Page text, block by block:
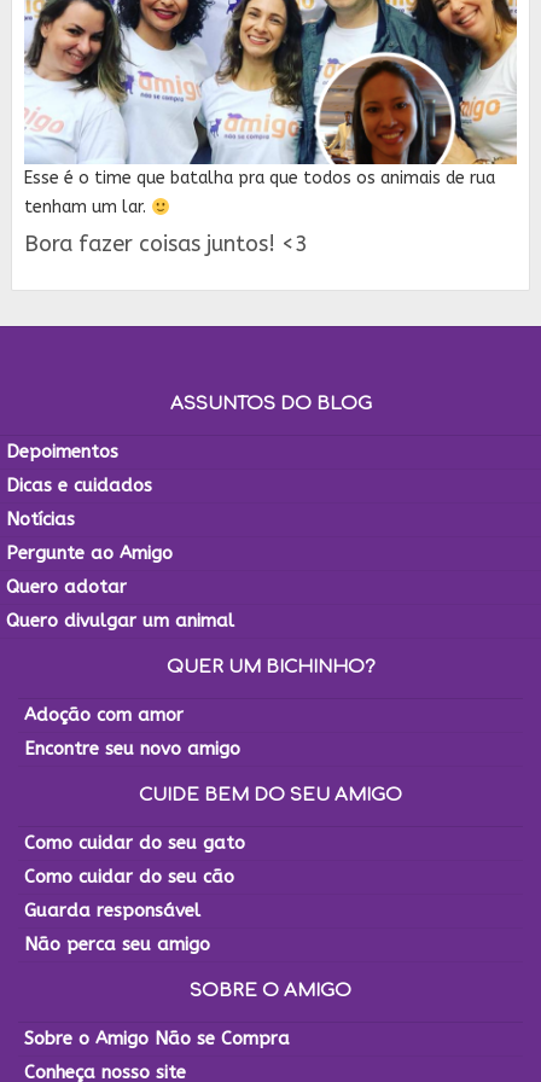
Esse é o time que batalha pra que todos os animais de rua
tenham um lar.
Bora fazer coisas juntos! <3
ASSUNTOS DO BLOG
Depoimentos
Dicas e cuidados
Notícias
Pergunte ao Amigo
Quero adotar
Quero divulgar um animal
QUER UM BICHINHO?
Adoção com amor
Encontre seu novo amigo
CUIDE BEM DO SEU AMIGO
Como cuidar do seu gato
Como cuidar do seu cão
Guarda responsável
Não perca seu amigo
SOBRE O AMIGO
Sobre o Amigo Não se Compra
Conheça nosso site